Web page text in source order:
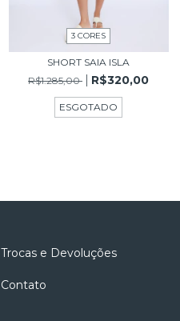
3 CORES
SHORT SAIA ISLA
R$1.285,00
R$320,00
ESGOTADO
Trocas e Devoluções
Contato